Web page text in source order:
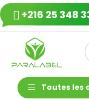
+216 25 348
Toutes les